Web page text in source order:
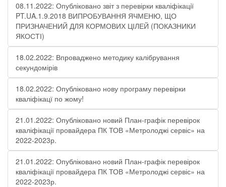
08.11.2022: Опубліковано звіт з перевірки кваліфікації
PT.UA.1.9.2018 ВИПРОБУВАННЯ ЯЧМЕНЮ, ЩО
ПРИЗНАЧЕНИЙ ДЛЯ КОРМОВИХ ЦІЛЕЙ (ПОКАЗНИКИ
ЯКОСТІ)
18.02.2022: Впроваджено методику калібрування
секундомірів
18.02.2022: Опубліковано нову програму перевірки
кваліфікацї по жому!
21.01.2022: Опубліковано новий План-графік перевірок
кваліфікації провайдера ПК ТОВ «Метролоджі сервіс» на
2022-2023р.
21.01.2022: Опубліковано новий План-графік перевірок
кваліфікації провайдера ПК ТОВ «Метролоджі сервіс» на
2022-2023р.